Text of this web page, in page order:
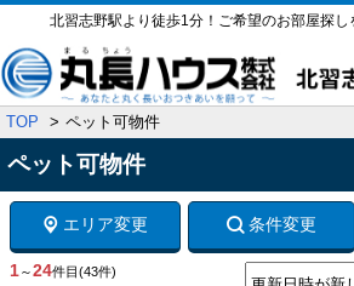
北習志野駅より徒歩1分！ご希望のお部屋探し
TOP ペット可物件
ペット可物件
エリア変更 条件変更
1～24件目 (43件)